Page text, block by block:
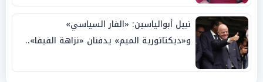
نبيل أبوالياسين: «الفار السياسي»
و«ديكتاتورية الميم» يدفنان «نزاهة الفيفا»..